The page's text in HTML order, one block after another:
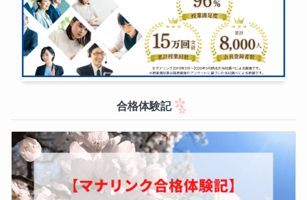
＊先生と出会えてよかった(中学女子保護者)
＊先生とはご縁を感じます(小学生男子保護者)
＊先生のお人柄も心地いいです(高校女子保護者)
＊先生のクラスを横でみて、息子への接し方の参考に
なります(小学男子保護者)
＊先生が一緒だと安心ですね(高校男子保護者)
＊先生のおかげで合格できました感謝してもしきれま
合格体験記